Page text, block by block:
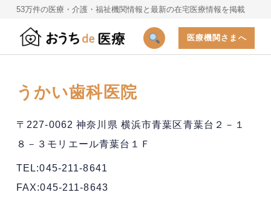
53万件の医療・介護・福祉機関情報と最新の在宅医療情報を掲載
医療機関さまへ
うかい歯科医院
〒227-0062 神奈川県 横浜市青葉区青葉台２－１
８－３モリエール青葉台１Ｆ
TEL:045-211-8641
FAX:045-211-8643